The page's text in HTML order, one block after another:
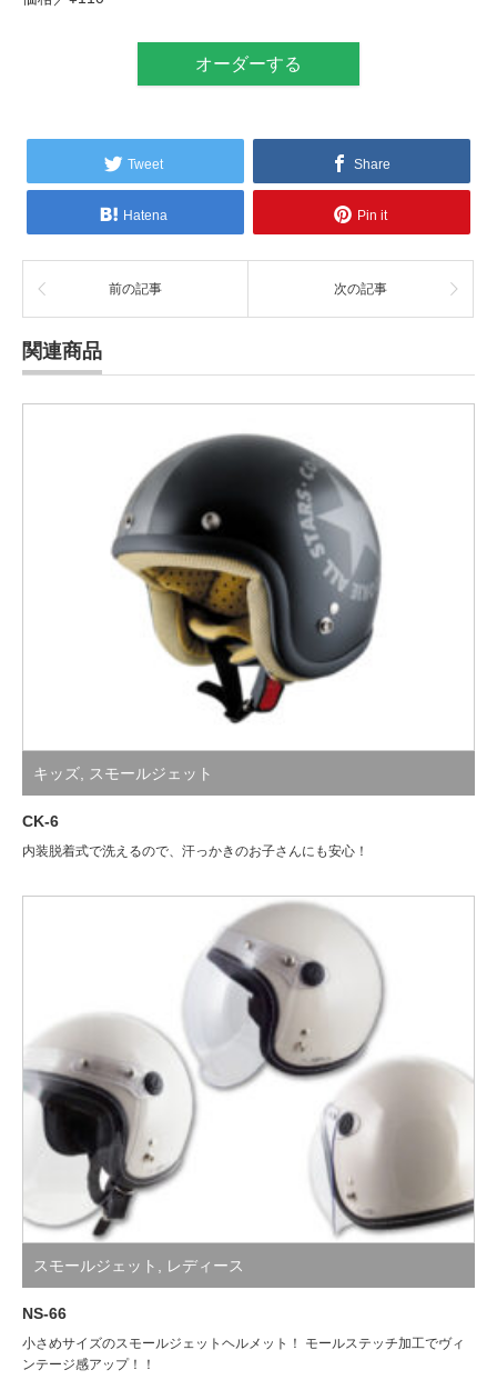
オーダーする
Tweet Share
Hatena Pin it
前の記事 次の記事
関連商品
キッズ, スモールジェット
CK-6
内装脱着式で洗えるので、汗っかきのお子さんにも安心！
スモールジェット , レディース
NS-66
小さめサイズのスモールジェットヘルメット！ モールステッチ加工でヴィ
ンテージ感アップ！！